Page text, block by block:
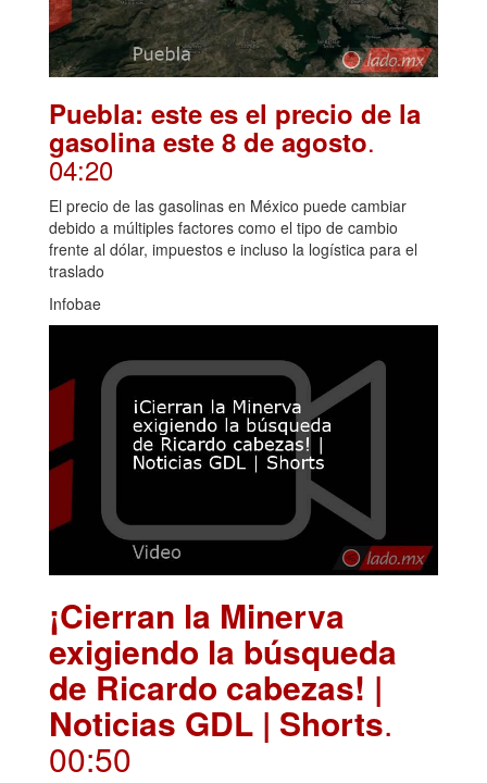
Puebla: este es el precio de la
gasolina este 8 de agosto.
04:20
El precio de las gasolinas en México puede cambiar
debido a múltiples factores como el tipo de cambio
frente al dólar, impuestos e incluso la logística para el
traslado
Infobae
¡Cierran la Minerva
exigiendo la búsqueda
de Ricardo cabezas! |
Noticias GDL | Shorts.
00:50